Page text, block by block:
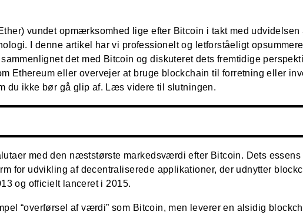
vundet opmærksomhed lige efter Bitcoin i takt med udvidelsen
I denne artikel har vi professionelt og letforståeligt
det med Bitcoin og diskuteret dets fremtidige
Ethereum eller overvejer at bruge blockchain til forretning eller
du ikke bør gå glip af. Læs videre til slutningen.
med den næststørste markedsværdi efter Bitcoin. Dets essens
for udvikling af decentraliserede applikationer, der udnytter
og officielt lanceret i 2015.
“overførsel af værdi” som Bitcoin, men leverer en alsidig